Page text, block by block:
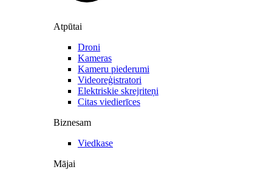
Atpūtai
Droni
Kameras
Kameru piederumi
Videoreģistratori
Elektriskie skrejriteņi
Citas viedierīces
Biznesam
Viedkase
Mājai